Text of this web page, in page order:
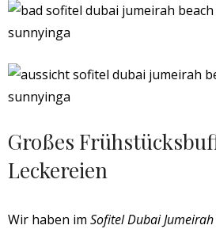
Großes
Leckereien
Wir haben im Sofitel Dubai